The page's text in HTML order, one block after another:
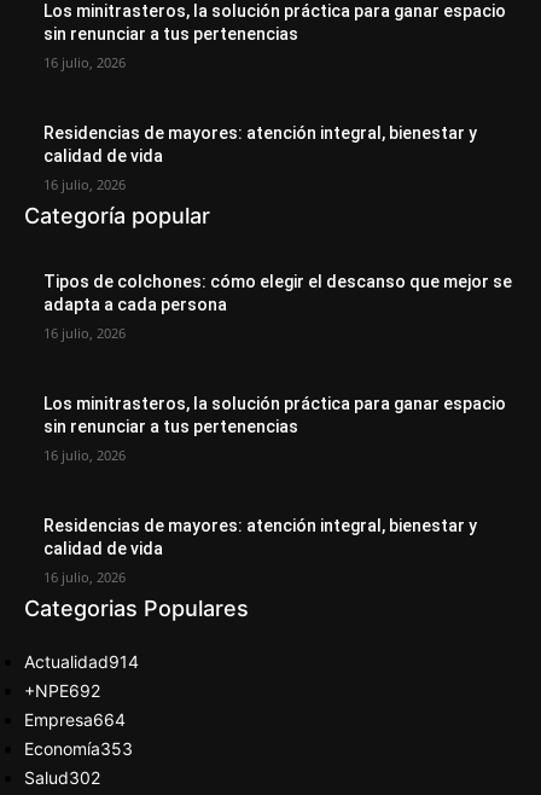
Los minitrasteros, la solución práctica para ganar espacio
sin renunciar a tus pertenencias
16 julio, 2026
Residencias de mayores: atención integral, bienestar y
calidad de vida
16 julio, 2026
Categoría popular
Tipos de colchones: cómo elegir el descanso que mejor se
adapta a cada persona
16 julio, 2026
Los minitrasteros, la solución práctica para ganar espacio
sin renunciar a tus pertenencias
16 julio, 2026
Residencias de mayores: atención integral, bienestar y
calidad de vida
16 julio, 2026
Categorias Populares
Actualidad914
+NPE692
Empresa664
Economía353
Salud302